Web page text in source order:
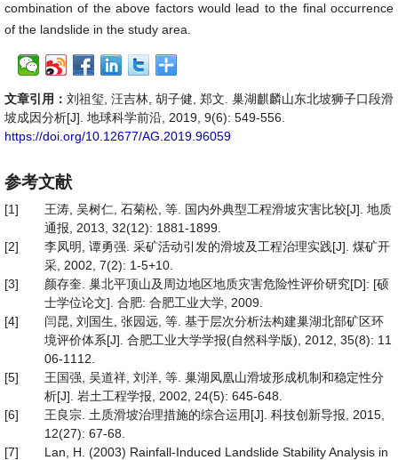
combination of the above factors would lead to the final occurrence
of the landslide in the study area.
文章引用： 刘祖玺, 汪吉林, 胡子健, 郑文. 巢湖麒麟山东北坡狮子口段滑
坡成因分析[J]. 地球科学前沿, 2019, 9(6): 549-556.
https://doi.org/10.12677/AG.2019.96059
参考文献
[1]
王涛, 吴树仁, 石菊松, 等. 国内外典型工程滑坡灾害比较[J]. 地质
通报, 2013, 32(12): 1881-1899.
[2]
李凤明, 谭勇强. 采矿活动引发的滑坡及工程治理实践[J]. 煤矿开
采, 2002, 7(2): 1-5+10.
[3]
颜存奎. 巢北平顶山及周边地区地质灾害危险性评价研究[D]: [硕
士学位论文]. 合肥: 合肥工业大学, 2009.
[4]
闫昆, 刘国生, 张园远, 等. 基于层次分析法构建巢湖北部矿区环
境评价体系[J]. 合肥工业大学学报(自然科学版), 2012, 35(8): 11
06-1112.
[5]
王国强, 吴道祥, 刘洋, 等. 巢湖凤凰山滑坡形成机制和稳定性分
析[J]. 岩土工程学报, 2002, 24(5): 645-648.
[6]
王良宗. 土质滑坡治理措施的综合运用[J]. 科技创新导报, 2015,
12(27): 67-68.
[7]
Lan, H. (2003) Rainfall-Induced Landslide Stability Analysis in